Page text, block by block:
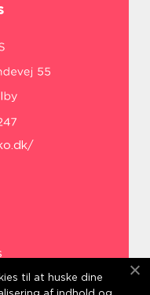
til at huske dine